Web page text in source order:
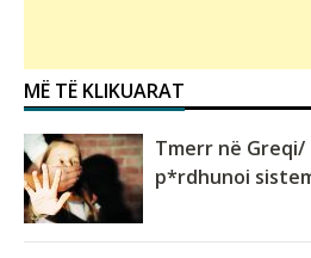
MË TË KLIKUARAT
Tmerr në
p*rdhunoi